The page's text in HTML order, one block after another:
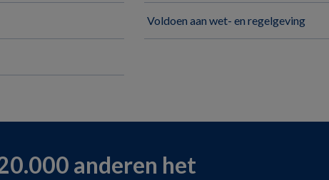
Voldoen aan wet- en regelgeving
anderen het